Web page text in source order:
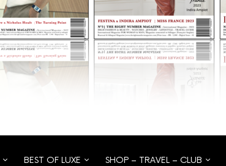
BEST OF LUXE SHOP – TRAVEL – CLUB